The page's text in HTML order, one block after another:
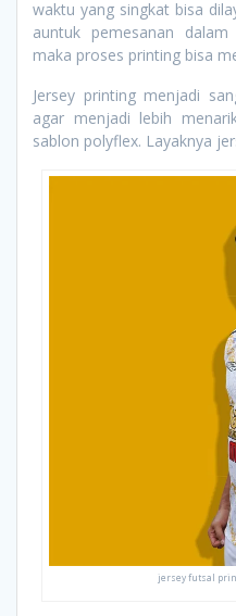
waktu yang singkat bisa
auntuk pemesanan
maka proses printing bisa
Jersey printing menjadi
agar menjadi lebih
sablon polyflex. Layaknya
jersey futsal